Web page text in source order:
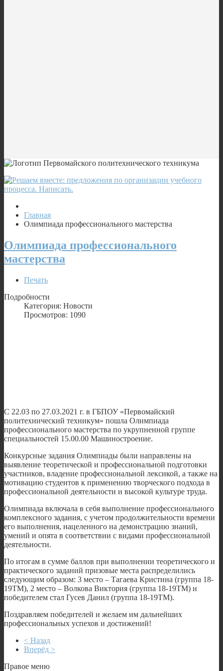
Главная
Олимпиада профессионального мастерства
Олимпиада профессионального
мастерства
Печать
Подробности
Категория: Новости
Просмотров: 1090
С 22.03 по 27.03.2021 г. в ГБПОУ «Первомайский
политехнический техникум» пошла Олимпиада
профессионального мастерства по укрупненной группе
специальностей 15.00.00 Машиностроение.
Конкурсные задания Олимпиады были направлены на
выявление теоретической и профессиональной подготовки
участников, владение профессиональной лексикой, а также на
мотивацию студентов к применению творческого подхода в
профессиональной деятельности и высокой культуре труда.
Олимпиада включала в себя выполнение профессионального
комплексного задания, с учетом продолжительности времени
его выполнения, нацеленного на демонстрацию знаний,
умений и опята в соответствии с видами профессиональной
деятельности.
По итогам в сумме баллов при выполнении теоретического и
практического заданий призовые места распределились
следующим образом: 3 место – Тагаева Кристина (группа 18-
19ТМ), 2 место – Волкова Виктория (группа 18-19ТМ) и
победителем стал Гусев Данил (группа 18-19ТМ).
Поздравляем победителей и желаем им дальнейших
профессиональных успехов и достижений!
< Назад
Вперёд >
Правое меню